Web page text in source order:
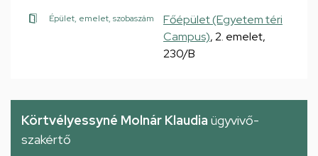
Épület, emelet, szobaszám
Főépület (Egyetem téri
Campus), 2. emelet,
230/B
Körtvélyessyné Molnár Klaudia ügyvivő-
szakértő